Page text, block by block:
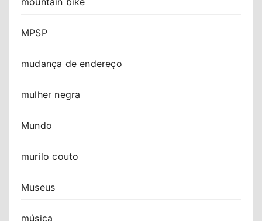
MPSP
mudança de endereço
mulher negra
Mundo
murilo couto
Museus
música